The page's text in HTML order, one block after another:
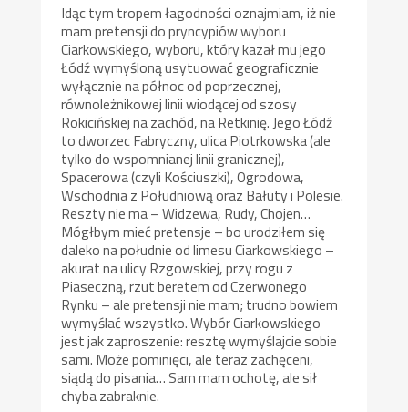
Idąc tym tropem łagodności oznajmiam, iż nie
mam pretensji do pryncypiów wyboru
Ciarkowskiego, wyboru, który kazał mu jego
Łódź wymyśloną usytuować geograficznie
wyłącznie na północ od poprzecznej,
równoleżnikowej linii wiodącej od szosy
Rokicińskiej na zachód, na Retkinię. Jego Łódź
to dworzec Fabryczny, ulica Piotrkowska (ale
tylko do wspomnianej linii granicznej),
Spacerowa (czyli Kościuszki), Ogrodowa,
Wschodnia z Południową oraz Bałuty i Polesie.
Reszty nie ma – Widzewa, Rudy, Chojen…
Mógłbym mieć pretensje – bo urodziłem się
daleko na południe od limesu Ciarkowskiego –
akurat na ulicy Rzgowskiej, przy rogu z
Piaseczną, rzut beretem od Czerwonego
Rynku – ale pretensji nie mam; trudno bowiem
wymyślać wszystko. Wybór Ciarkowskiego
jest jak zaproszenie: resztę wymyślajcie sobie
sami. Może pominięci, ale teraz zachęceni,
siądą do pisania… Sam mam ochotę, ale sił
chyba zabraknie.